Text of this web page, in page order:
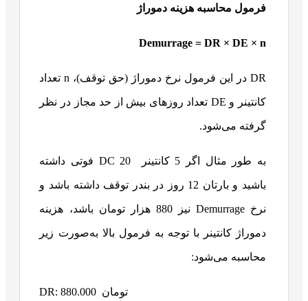
فرمول محاسبه هزینه دموراژ
Demurrage = DR × DE × n
DR در این فرمول نرخ دموراژ (حق توقف)، n تعداد
کانتینر و DE تعداد روزهای بیش از حد مجاز در نظر
گرفته می‌شود.
به طور مثال اگر 5 کانتینر DC 20 فوتی داشته
باشید و بارتان 12 روز در بندر توقف داشته باشد و
نرخ Demurrage نیز 880 هزار تومان باشد، هزینه
دموراژ کانتینر با توجه به فرمول بالا به‌صورت زیر
محاسبه می‌شود:
DR: 880.000 تومان